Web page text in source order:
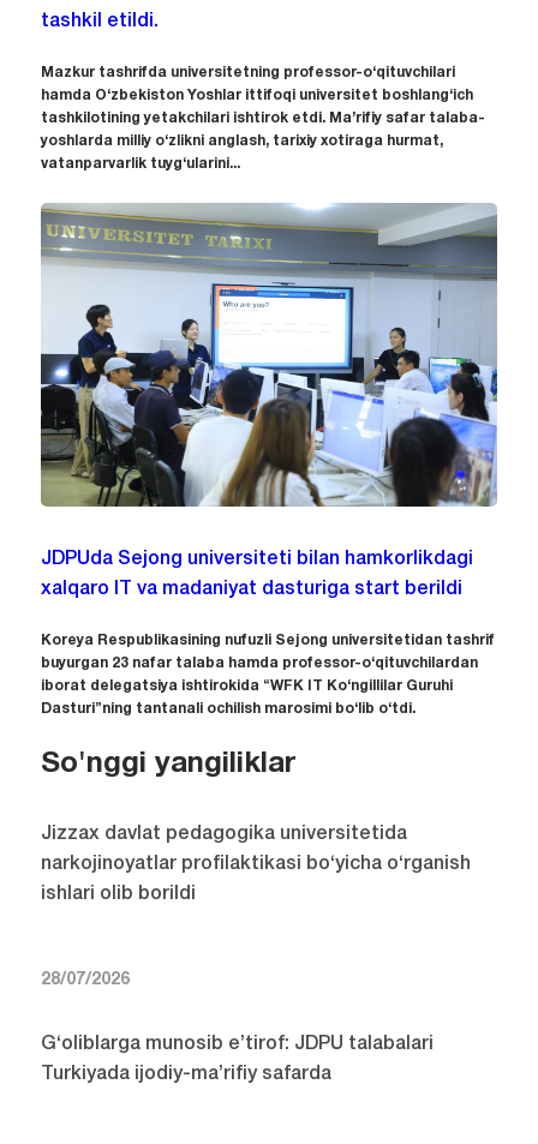
tashkil etildi.
Mazkur tashrifda universitetning professor-o‘qituvchilari
hamda O‘zbekiston Yoshlar ittifoqi universitet boshlang‘ich
tashkilotining yetakchilari ishtirok etdi. Ma’rifiy safar talaba-
yoshlarda milliy o‘zlikni anglash, tarixiy xotiraga hurmat,
vatanparvarlik tuyg‘ularini...
JDPUda Sejong universiteti bilan hamkorlikdagi
xalqaro IT va madaniyat dasturiga start berildi
Koreya Respublikasining nufuzli Sejong universitetidan tashrif
buyurgan 23 nafar talaba hamda professor-o‘qituvchilardan
iborat delegatsiya ishtirokida “WFK IT Ko‘ngillilar Guruhi
Dasturi”ning tantanali ochilish marosimi bo‘lib o‘tdi.
So'nggi yangiliklar
Jizzax davlat pedagogika universitetida
narkojinoyatlar profilaktikasi bo‘yicha o‘rganish
ishlari olib borildi
28/07/2026
G‘oliblarga munosib e’tirof: JDPU talabalari
Turkiyada ijodiy-ma’rifiy safarda